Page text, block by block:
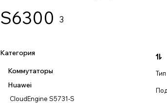
S6300 3
Категория
Коммутаторы
Huawei
CloudEngine S5731-S